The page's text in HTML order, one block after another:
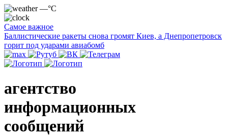
—°C
Самое важное
Баллистические ракеты снова громят Киев, а Днепропетровск
горит под ударами авиабомб
агентство
информационных
сообщений